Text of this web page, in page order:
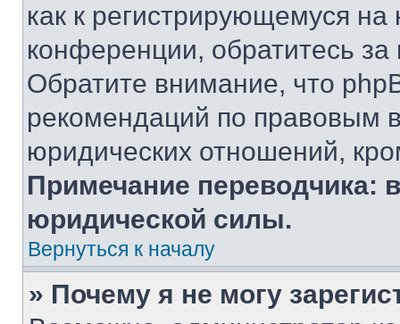
как к регистрирующемуся
конференции, обратитесь
Обратите внимание, что
рекомендаций по правовым
юридических отношений,
Примечание переводчика:
юридической силы.
Вернуться к началу
» Почему я не могу